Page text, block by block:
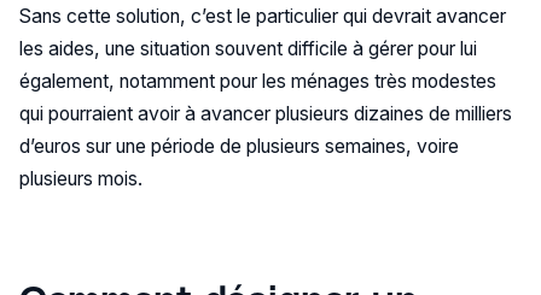
Sans cette solution, c’est le particulier qui devrait avancer
les aides, une situation souvent difficile à gérer pour lui
également, notamment pour les ménages très modestes
qui pourraient avoir à avancer plusieurs dizaines de milliers
d’euros sur une période de plusieurs semaines, voire
plusieurs mois.